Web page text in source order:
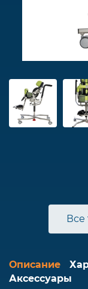
Все
Описание
Аксессуары